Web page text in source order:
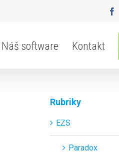
Náš software Kontakt
Rubriky
EZS
Paradox